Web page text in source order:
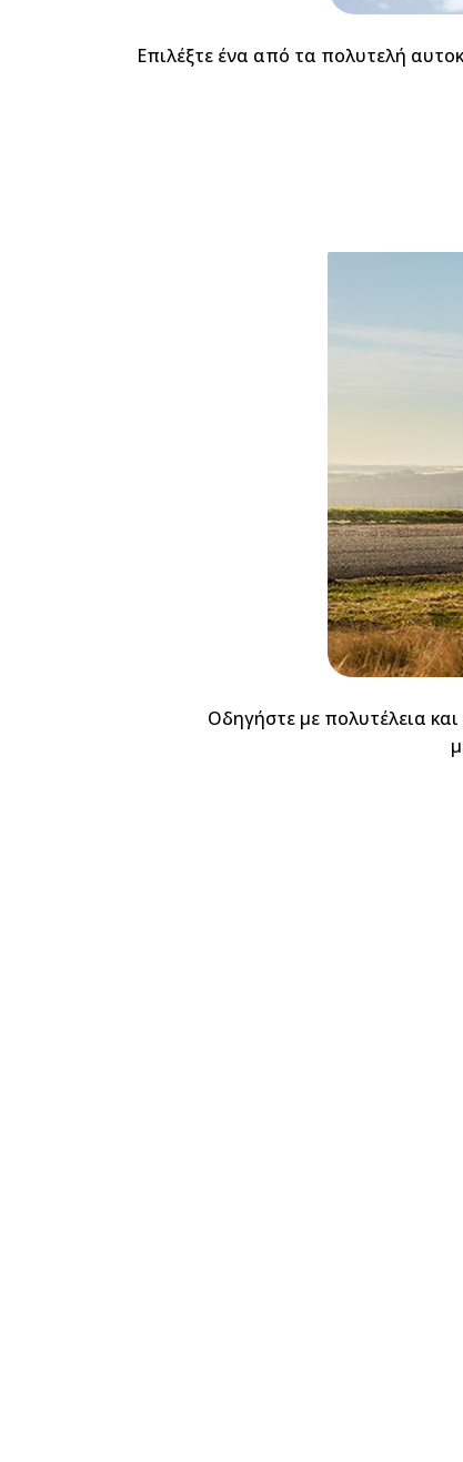
Επιλέξτε ένα από τα πολυτελή
Οδηγήστε με πολυτέλεια